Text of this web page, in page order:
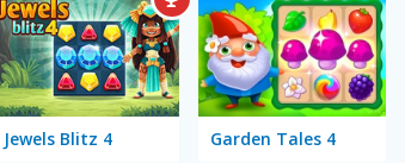
Jewels Blitz 4 Garden Tales 4